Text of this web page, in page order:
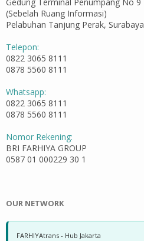
Gedung Terminal Penumpang No 9
(Sebelah Ruang Informasi)
Pelabuhan Tanjung Perak, Surabaya
Telepon:
0822 3065 8111
0878 5560 8111
Whatsapp:
0822 3065 8111
0878 5560 8111
Nomor Rekening:
BRI FARHIYA GROUP
0587 01 000229 30 1
OUR NETWORK
FARHIYAtrans - Hub Jakarta